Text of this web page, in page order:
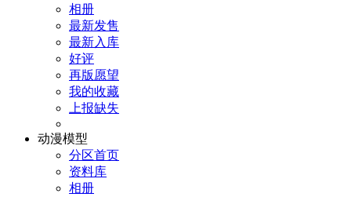
相册
最新发售
最新入库
好评
再版愿望
我的收藏
上报缺失
动漫模型
分区首页
资料库
相册